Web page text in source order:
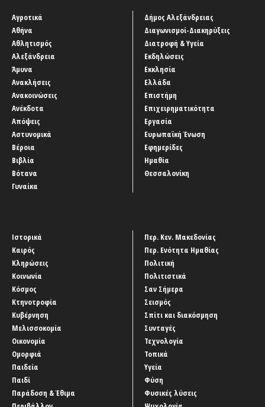
Αγροτικά
Αθήνα
Αθλητισμός
Αλεξάνδρεια
Άμυνα
Ανακλήσεις
Ανακοινώσεις
Ανέκδοτα
Απόψεις
Αστυνομικά
Βέροια
Βιβλία
Βότανα
Γυναίκα
Δήμος Αλεξάνδρειας
Διαγωνισμοί-Διακηρύξεις
Διατροφή & Υγεία
Εκδηλώσεις
Εκκλησία
Ελλάδα
Επιστήμη
Επιχειρηματικότητα
Εργασία
Ευρωπαϊκή Ένωση
Εφημερίδες
Ημαθία
Θεσσαλονίκη
Ιστορικά
Καιρός
Κληρώσεις
Κοινωνία
Κόσμος
Κτηνοτροφία
Κυβέρνηση
Μελισσοκομία
Οικονομία
Ομορφιά
Παιδεία
Παιδί
Παράδοση & Έθιμα
Περ. Κεν. Μακεδονίας
Περ. Ενότητα Ημαθίας
Πολιτική
Πολιτιστικά
Σαν Σήμερα
Σεισμός
Σπίτι και διακόσμηση
Συνταγές
Τεχνολογία
Τοπικά
Υγεία
Φύση
Φυσικές λύσεις